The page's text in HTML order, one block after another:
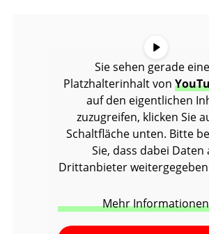
Sie sehen gerade
Platzhalterinhalt von
auf den eigentlichen
zuzugreifen, klicken Sie
Schaltfläche unten. Bitte
Sie, dass dabei Daten
Drittanbieter
Mehr Informationen